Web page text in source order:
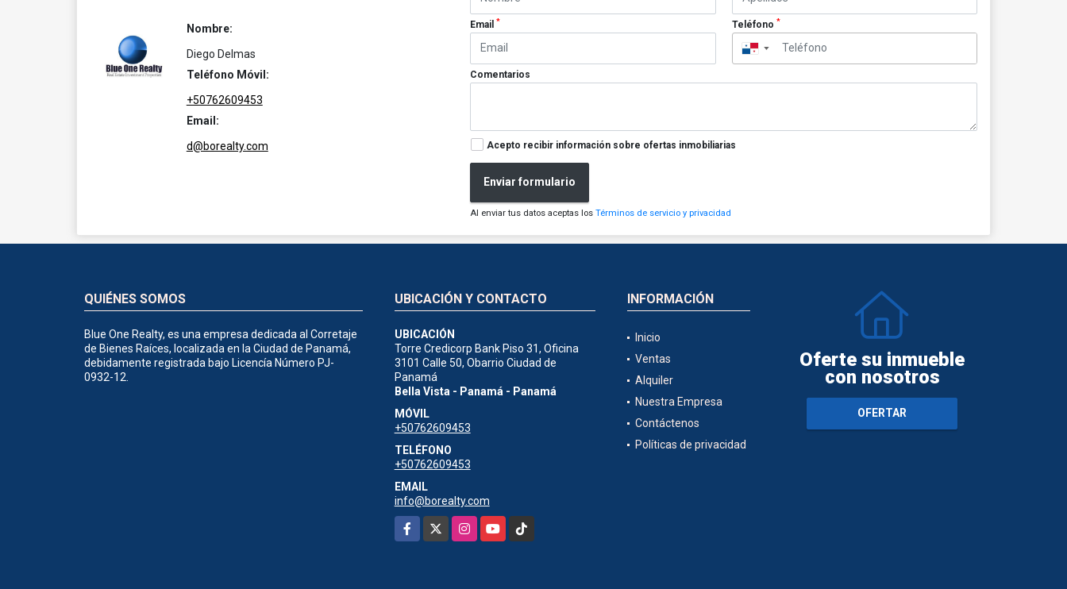
Nombre:
Diego Delmas
Teléfono Móvil:
+50762609453
Email:
d@borealty.com
Email* Teléfono *
▼
Comentarios
Acepto recibir información sobre ofertas inmobiliarias
Enviar formulario
Al enviar tus datos aceptas losTérminos de servicio y privacidad
QUIÉNES SOMOS
Blue One Realty, es una empresa dedicada al Corretaje
de Bienes Raíces, localizada en la Ciudad de Panamá,
debidamente registrada bajo Licencía Número PJ-
0932-12.
UBICACIÓN Y CONTACTO
UBICACIÓN
Torre Credicorp Bank Piso 31, Oficina
3101 Calle 50, Obarrio Ciudad de
Panamá
Bella Vista - Panamá - Panamá
MÓVIL
+50762609453
TELÉFONO
+50762609453
EMAIL
info@borealty.com
Facebook
InstagramYouTubeTikTok
INFORMACIÓN
Inicio
Ventas
Alquiler
Nuestra Empresa
Contáctenos
Políticas de privacidad
Oferte su inmueble
con nosotros
OFERTAR